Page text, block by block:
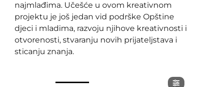
najmlađima. Učešće u ovom kreativnom
projektu je još jedan vid podrške Opštine
djeci i mladima, razvoju njihove kreativnosti i
otvorenosti, stvaranju novih prijateljstava i
sticanju znanja.